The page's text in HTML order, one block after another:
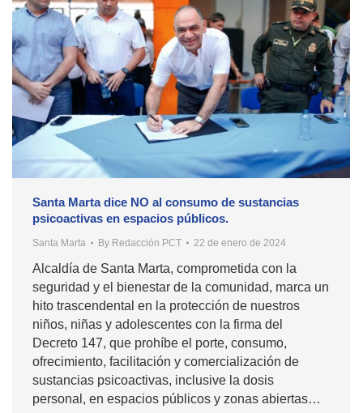
Santa Marta dice NO al consumo de sustancias
psicoactivas en espacios públicos.
Santa Marta By Redacción PCT 22 de enero de 2024
Alcaldía de Santa Marta, comprometida con la
seguridad y el bienestar de la comunidad, marca un
hito trascendental en la protección de nuestros
niños, niñas y adolescentes con la firma del
Decreto 147, que prohíbe el porte, consumo,
ofrecimiento, facilitación y comercialización de
sustancias psicoactivas, inclusive la dosis
personal, en espacios públicos y zonas abiertas…